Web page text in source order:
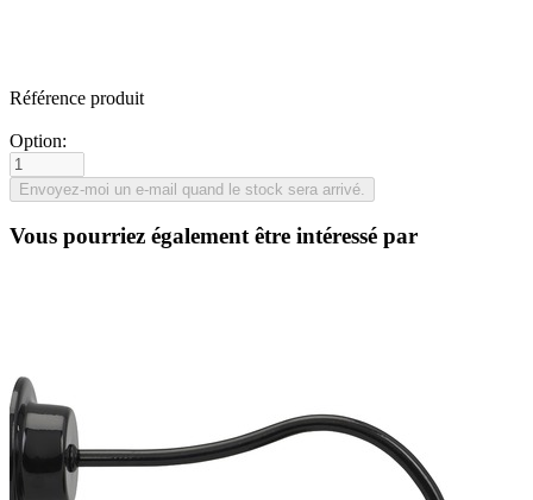
Référence produit
Option:
Vous pourriez également être intéressé par